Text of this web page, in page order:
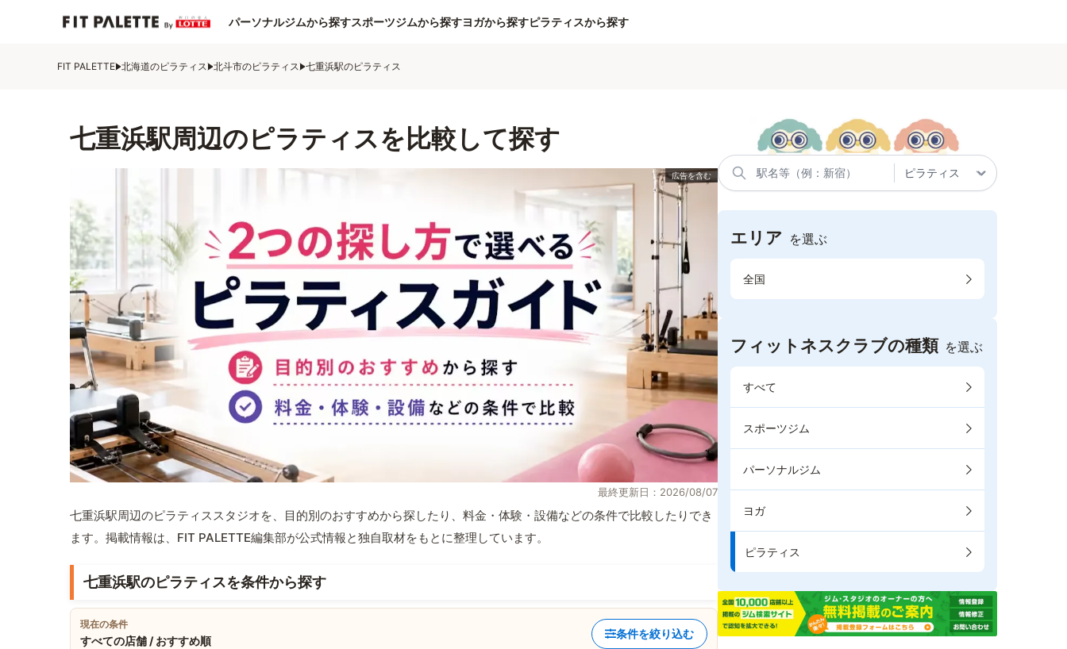
パーソナルジムから探すスポーツジムから探すヨガから探すピラティスから探す
FIT PALETTE 北海道のピラティス 北斗市のピラティス 七重浜駅のピラティス
七重浜駅周辺のピラティスを比較して探す
最終更新日：2026/08/07
七重浜駅周辺のピラティススタジオを、目的別のおすすめから探したり、料金・体験・設備などの条件で比較したりでき
ます。掲載情報は、FIT PALETTE編集部が公式情報と独自取材をもとに整理しています。
七重浜駅のピラティスを条件から探す
現在の条件
すべての店舗 / おすすめ順
条件を絞り込む
エリア を選ぶ
全国
フィットネスクラブの種類 を選ぶ
すべて
スポーツジム
パーソナルジム
ヨガ
ピラティス